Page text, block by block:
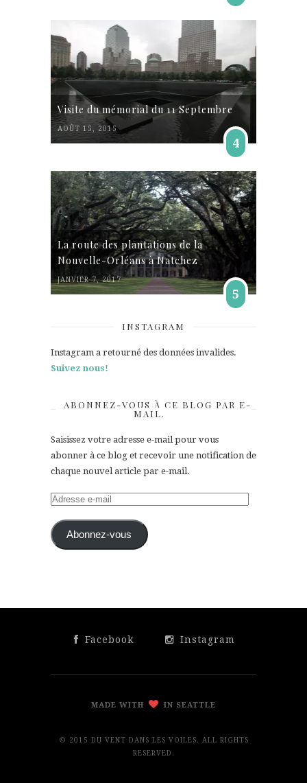
Visite du mémorial du 11 Septembre
AOÛT 15, 2015
4
La route des plantations de la
Nouvelle-Orléans à Natchez
JANVIER 7, 2017
5
INSTAGRAM
Instagram a retourné des données invalides.
Suivez nous!
ABONNEZ-VOUS À CE BLOG PAR E-
MAIL.
Saisissez votre adresse e-mail pour vous
abonner à ce blog et recevoir une notification de
chaque nouvel article par e-mail.
Adresse
mail Abonnez-vous
Facebook Instagram
MADE WITH IN SEATTLE
© 2015 DU VENT DANS LES VOILES. ALL RIGHTS
RESERVED.